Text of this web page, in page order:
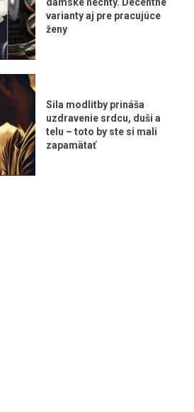
varianty aj pre pracujúce
ženy
Sila modlitby prináša
uzdravenie srdcu, duši a
telu – toto by ste si mali
zapamätať